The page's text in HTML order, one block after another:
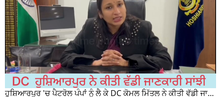
ਹੁਸ਼ਿਆਰਪੁਰ 'ਚ ਪੈਟਰੋਲ ਪੰਪਾਂ ਨੂੰ ਲੈ ਕੇ DC ਕੋਮਲ ਮਿੱਤਲ ਨੇ ਕੀਤੀ ਵੱਡੀ ਜਾਣਕਾਰੀ ਸਾਂਝੀ